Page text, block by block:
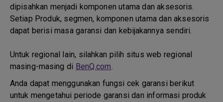
dipisahkan menjadi komponen utama dan aksesoris.
Setiap Produk, segmen, komponen utama dan aksesoris
dapat berisi masa garansi dan kebijakannya sendiri.
Untuk regional lain, silahkan pilih situs web regional
masing-masing di BenQ.com.
Anda dapat menggunakan fungsi cek garansi berikut
untuk mengetahui periode garansi dan informasi produk